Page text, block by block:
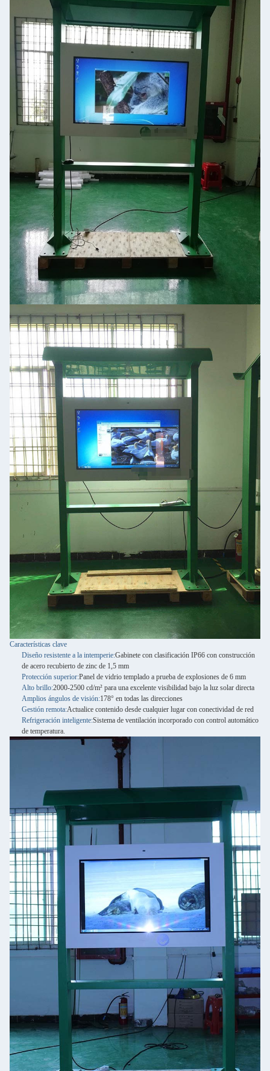
Características clave
Diseño resistente a la intemperie:Gabinete con clasificación IP66 con construcción
de acero recubierto de zinc de 1,5 mm
Protección superior:Panel de vidrio templado a prueba de explosiones de 6 mm
Alto brillo:2000-2500 cd/m² para una excelente visibilidad bajo la luz solar directa
Amplios ángulos de visión:178° en todas las direcciones
Gestión remota:Actualice contenido desde cualquier lugar con conectividad de red
Refrigeración inteligente:Sistema de ventilación incorporado con control automático
de temperatura.